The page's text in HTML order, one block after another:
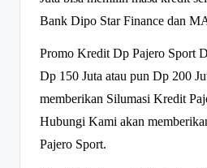
Bank Dipo Star Finance dan
Promo Kredit Dp Pajero Sport
Dp 150 Juta atau pun Dp 200
memberikan Silumasi Kredit
Hubungi Kami akan
Pajero Sport.